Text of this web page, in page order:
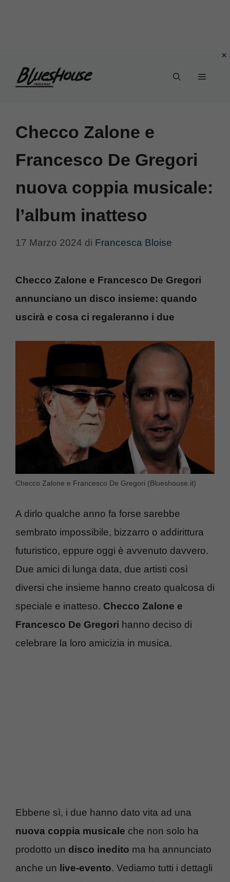
Menu
Checco Zalone e
Francesco De Gregori
nuova coppia musicale:
l’album inatteso
17 Marzo 2024 di Francesca Bloise
Checco Zalone e Francesco De Gregori
annunciano un disco insieme: quando
uscirà e cosa ci regaleranno i due
Checco Zalone e Francesco De Gregori (Blueshouse.it)
A dirlo qualche anno fa forse sarebbe
sembrato impossibile, bizzarro o addirittura
futuristico, eppure oggi è avvenuto davvero.
Due amici di lunga data, due artisti così
diversi che insieme hanno creato qualcosa di
speciale e inatteso. Checco Zalone e
Francesco De Gregori hanno deciso di
celebrare la loro amicizia in musica.
Ebbene sì, i due hanno dato vita ad una
nuova coppia musicale che non solo ha
prodotto un disco inedito ma ha annunciato
anche un live-evento. Vediamo tutti i dettagli